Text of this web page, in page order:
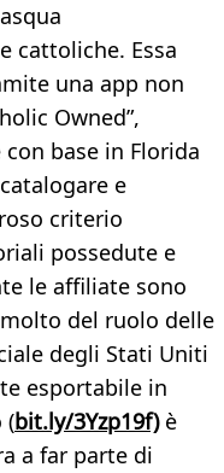
cattoliche. Essa
una app non
Owned”,
base in Florida
e
criterio
possedute e
le affiliate sono
del ruolo delle
degli Stati Uniti
esportabile in
(bit.ly/3Yzp19f)è
a far parte di